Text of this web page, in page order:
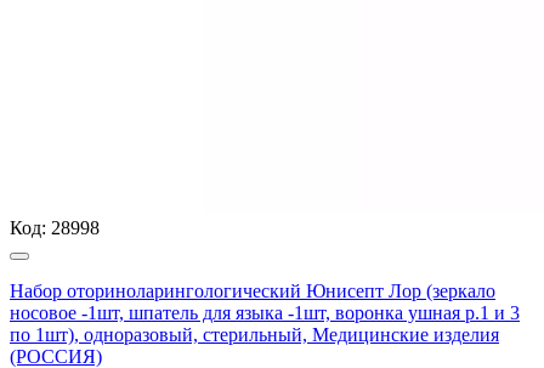
Код: 28998
Набор оториноларингологический Юнисепт Лор (зеркало
носовое -1шт, шпатель для языка -1шт, воронка ушная р.1 и 3
по 1шт), одноразовый, стерильный, Медицинские изделия
(РОССИЯ)